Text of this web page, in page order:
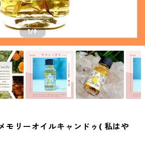
1/9
モリーオイルキャンドゥ( 私はや